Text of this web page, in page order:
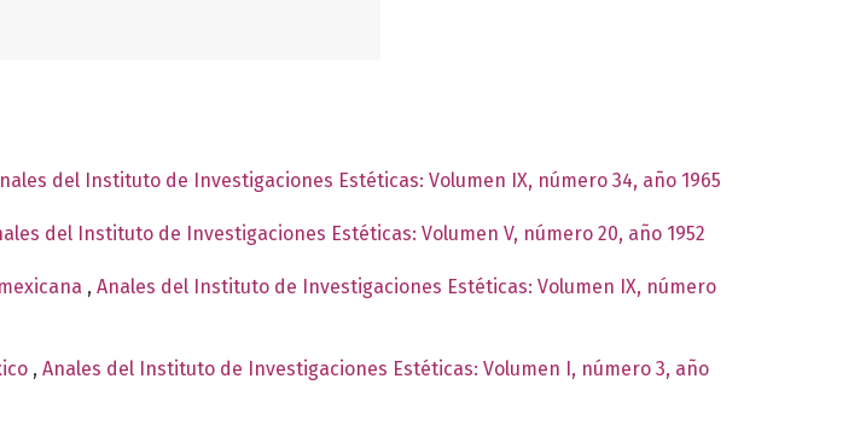
del Instituto de Investigaciones Estéticas: Volumen IX, número 34, año 1965
del Instituto de Investigaciones Estéticas: Volumen V, número 20, año 1952
, Anales del Instituto de Investigaciones Estéticas: Volumen IX, número
, Anales del Instituto de Investigaciones Estéticas: Volumen I, número 3, año